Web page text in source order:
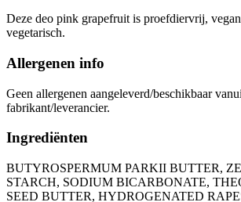
Deze deo pink grapefruit is proefdiervrij,
vegetarisch.
Allergenen info
Geen allergenen aangeleverd/beschikbaar
fabrikant/leverancier.
Ingrediënten
BUTYROSPERMUM PARKII BUTTER,
STARCH, SODIUM BICARBONATE,
SEED BUTTER, HYDROGENATED